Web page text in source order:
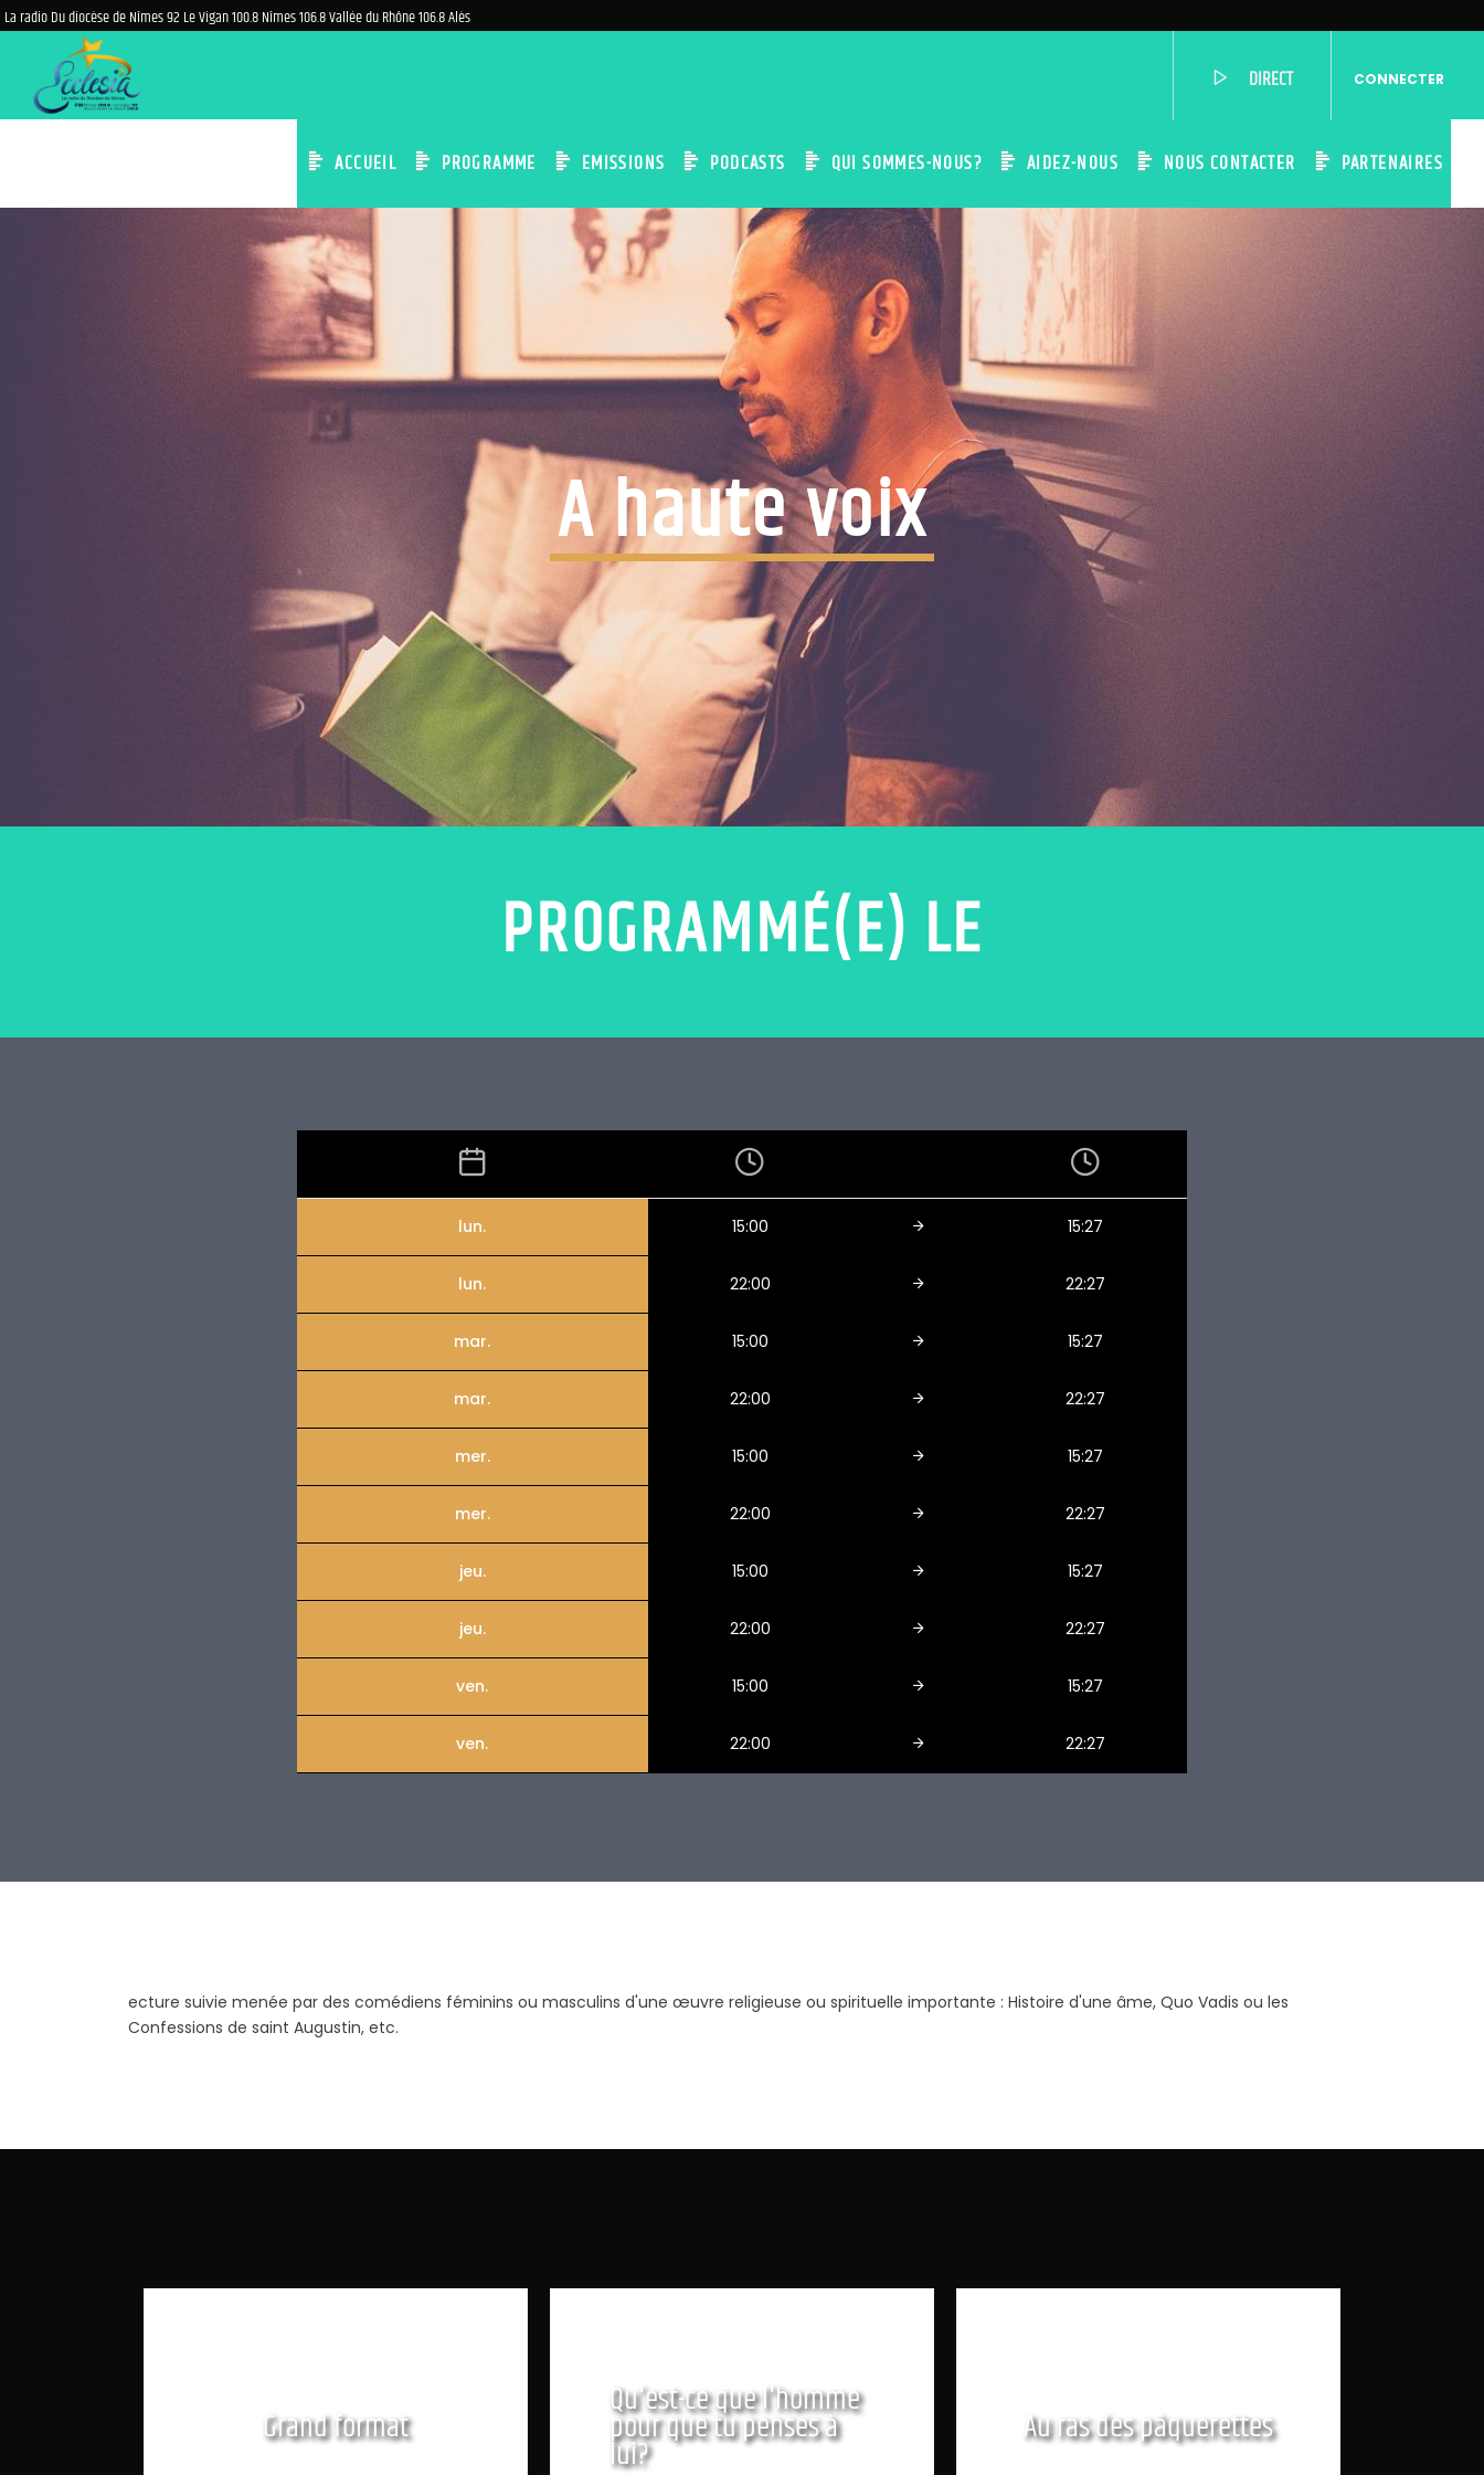
La radio Du diocèse de Nîmes 92 Le Vigan 100.8 Nîmes 106.8 Vallée du Rhône 106.8 Alès
DIRECT CONNECTER
ACCUEIL PROGRAMME EMISSIONS PODCASTS QUI SOMMES-NOUS? AIDEZ-NOUS NOUS CONTACTER PARTENAIRES
A haute voix
PROGRAMMÉ(E) LE
lun. 15:00 15:27
lun. 22:00 22:27
mar. 15:00 15:27
mar. 22:00 22:27
mer. 15:00 15:27
mer. 22:00 22:27
jeu. 15:00 15:27
jeu. 22:00 22:27
ven. 15:00 15:27
ven. 22:00 22:27
ecture suivie menée par des comédiens féminins ou masculins d'une œuvre religieuse ou spirituelle importante : Histoire d'une âme, Quo Vadis ou les
Confessions de saint Augustin, etc.
Grand format
Qu'est-ce que l'homme
pour que tu penses à
lui?
Au ras des pâquerettes